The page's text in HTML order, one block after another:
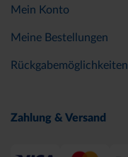
Mein Konto
Meine Bestellungen
Rückgabemöglichkeiten
Zahlung & Versand